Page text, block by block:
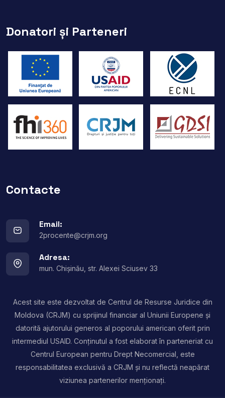
Donatori și Parteneri
Contacte
Email:
2procente@crjm.org
Adresa:
mun. Chișinău, str. Alexei Sciusev 33
Acest site este dezvoltat de Centrul de Resurse Juridice din
Moldova (CRJM) cu sprijinul financiar al Uniunii Europene și
datorită ajutorului generos al poporului american oferit prin
intermediul USAID. Conținutul a fost elaborat în parteneriat cu
Centrul European pentru Drept Necomercial, este
responsabilitatea exclusivă a CRJM și nu reflectă neapărat
viziunea partenerilor menționați.